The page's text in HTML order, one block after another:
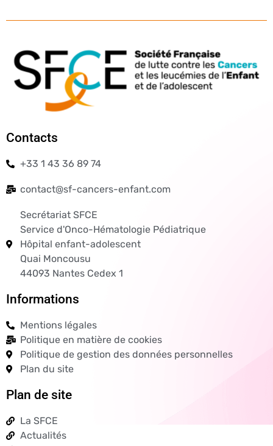
Contacts
+33 1 43 36 89 74
contact@sf-cancers-enfant.com
Secrétariat SFCE
Service d'Onco-Hématologie Pédiatrique
Hôpital enfant-adolescent
Quai Moncousu
44093 Nantes Cedex 1
Informations
Mentions légales
Politique en matière de cookies
Politique de gestion des données personnelles
Plan du site
Plan de site
La SFCE
Actualités